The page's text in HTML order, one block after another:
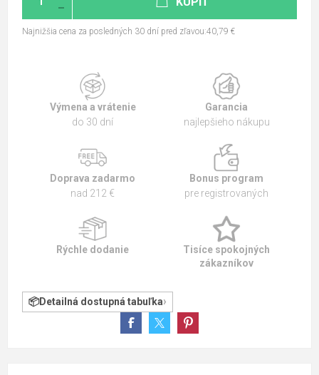
Najnižšia cena za posledných 30 dní pred zľavou:40,79 €
Výmena a vrátenie
do 30 dní
Garancia
najlepšieho nákupu
Doprava zadarmo
nad 212 €
Bonus program
pre registrovaných
Rýchle dodanie
Tisíce spokojných
zákazníkov
Detailná dostupná tabuľka